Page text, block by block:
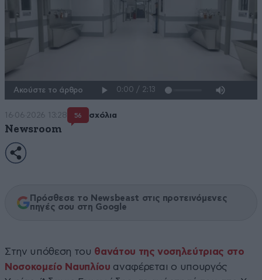
Ακούστε το άρθρο
16·06·2026 13:28 56 σχόλια
Newsroom
Πρόσθεσε το Newsbeast στις προτεινόμενες
πηγές σου στη Google
Στην υπόθεση του θανάτου της νοσηλεύτριας στο
Νοσοκομείο Ναυπλίου αναφέρεται ο υπουργός